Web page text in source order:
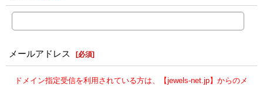
メールアドレス [必須]
ドメイン指定受信を利用されている方は、【jewels-net.jp】からのメ